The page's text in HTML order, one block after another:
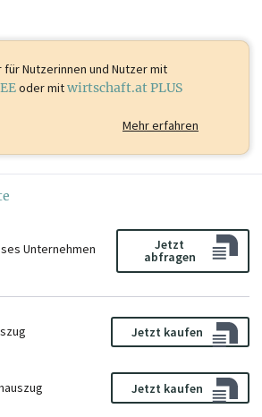
für Nutzerinnen und Nutzer mit
oder mitwirtschaft.at PLUS
Mehr erfahren
Unternehmen
Jetzt
abfragen
Jetzt kaufen
Jetzt kaufen